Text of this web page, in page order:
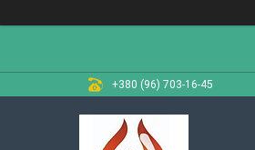
+380 (96) 703-16-45